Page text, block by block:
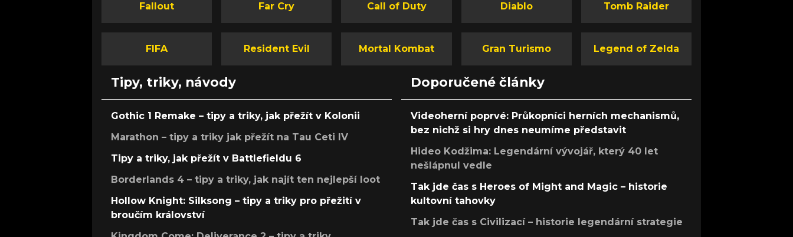
Fallout Far Cry Call of Duty Diablo Tomb Raider
FIFA Resident Evil Mortal Kombat Gran Turismo Legend of Zelda
Tipy, triky, návody
Gothic 1 Remake – tipy a triky, jak přežít v Kolonii
Marathon – tipy a triky jak přežít na Tau Ceti IV
Tipy a triky, jak přežít v Battlefieldu 6
Borderlands 4 – tipy a triky, jak najít ten nejlepší loot
Hollow Knight: Silksong – tipy a triky pro přežití v
broučím království
Doporučené články
Videoherní poprvé: Průkopníci herních mechanismů,
bez nichž si hry dnes neumíme představit
Hideo Kodžima: Legendární vývojář, který 40 let
nešlápnul vedle
Tak jde čas s Heroes of Might and Magic – historie
kultovní tahovky
Tak jde čas s Civilizací – historie legendární strategie